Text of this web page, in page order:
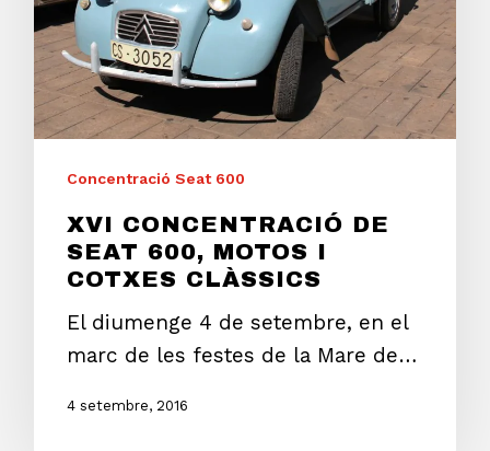
Concentració Seat 600
XVI CONCENTRACIÓ DE
SEAT 600, MOTOS I
COTXES CLÀSSICS
El diumenge 4 de setembre, en el
marc de les festes de la Mare de…
4 setembre, 2016